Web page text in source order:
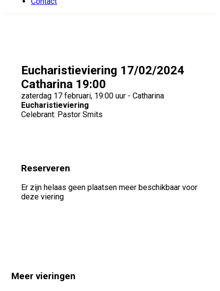
Eucharistieviering 17/02/2024
Catharina 19:00
zaterdag 17 februari, 19:00 uur - Catharina
Eucharistieviering
Celebrant: Pastor Smits
Reserveren
Er zijn helaas geen plaatsen meer beschikbaar voor
deze viering
Meer vieringen